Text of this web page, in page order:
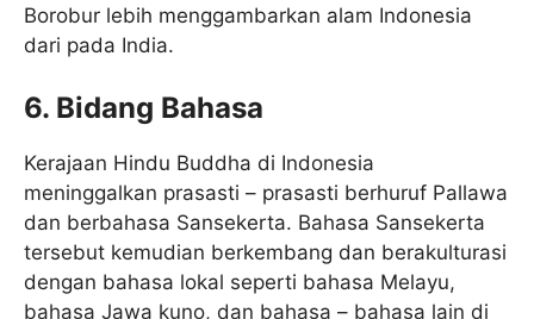
Borobur lebih menggambarkan alam Indonesia
dari pada India.
6. Bidang Bahasa
Kerajaan Hindu Buddha di Indonesia
meninggalkan prasasti – prasasti berhuruf Pallawa
dan berbahasa Sansekerta. Bahasa Sansekerta
tersebut kemudian berkembang dan berakulturasi
dengan bahasa lokal seperti bahasa Melayu,
bahasa Jawa kuno, dan bahasa – bahasa lain di